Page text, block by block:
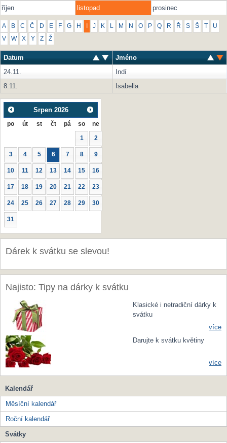
říjen
listopad prosinec
A B C Č D E F G H J K L M N O P Q R Ř S Š U
V W X Y Z Ž
Datum
Jméno
24.11.
Indí
8.11.
Isabella
Srpen 2026
po út st čt pá so ne
1 2
3 4 5 6 7 8 9
10 11 12 13 14 15 16
17 18 19 20 21 22 23
24 25 26 27 28 29 30
31
Dárek k svátku se slevou!
Najisto: Tipy na dárky k svátku
Klasické i netradiční dárky k
svátku
více
Darujte k svátku květiny
více
Kalendář
Měsíční kalendář
Roční kalendář
Svátky